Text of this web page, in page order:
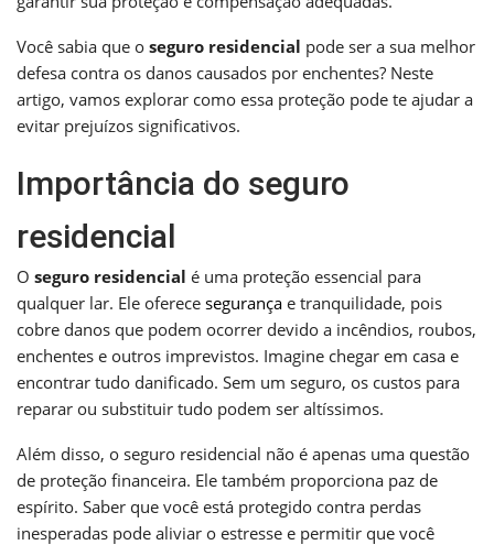
Você sabia que o seguro residencial pode ser a sua melhor
defesa contra os danos causados por enchentes? Neste
artigo, vamos explorar como essa proteção pode te ajudar a
evitar prejuízos significativos.
Importância do seguro
residencial
O seguro residencial é uma proteção essencial para
qualquer lar. Ele oferece segurança e tranquilidade, pois
cobre danos que podem ocorrer devido a incêndios, roubos,
enchentes e outros imprevistos. Imagine chegar em casa e
encontrar tudo danificado. Sem um seguro, os custos para
reparar ou substituir tudo podem ser altíssimos.
Além disso, o seguro residencial não é apenas uma questão
de proteção financeira. Ele também proporciona paz de
espírito. Saber que você está protegido contra perdas
inesperadas pode aliviar o estresse e permitir que você